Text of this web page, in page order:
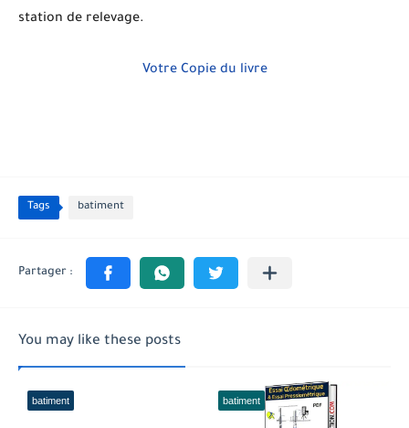
station de relevage.
Votre Copie du livre
Tags batiment
You may like these posts
batiment batiment